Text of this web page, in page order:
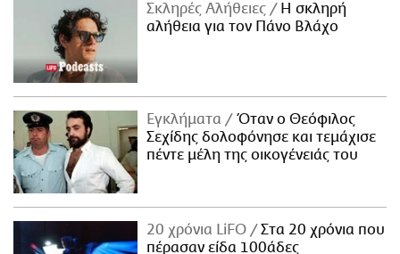
Σκληρές Αλήθειες
H σκληρή
αλήθεια για τον Πάνο Βλάχο
Εγκλήματα
Όταν ο Θεόφιλος
Σεχίδης δολοφόνησε και τεμάχισε
πέντε μέλη της οικογένειάς του
20 χρόνια LiFO
Στα 20 χρόνια που
πέρασαν είδα 100άδες